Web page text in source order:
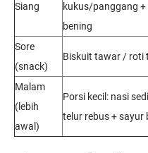
Siang
kukus/panggang +
bening
Sore
(snack)
Biskuit tawar / roti
Malam
(lebih
awal)
Porsi kecil: nasi
telur rebus + sayur